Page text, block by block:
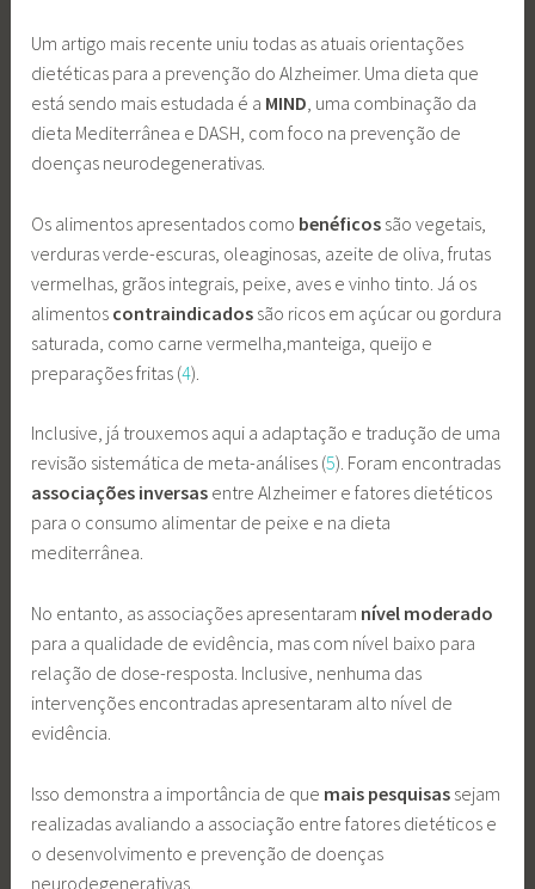
Um artigo mais recente uniu todas as atuais orientações
dietéticas para a prevenção do Alzheimer. Uma dieta que
está sendo mais estudada é a MIND, uma combinação da
dieta Mediterrânea e DASH, com foco na prevenção de
doenças neurodegenerativas.
Os alimentos apresentados como benéficos são vegetais,
verduras verde-escuras, oleaginosas, azeite de oliva, frutas
vermelhas, grãos integrais, peixe, aves e vinho tinto. Já os
alimentos contraindicados são ricos em açúcar ou gordura
saturada, como carne vermelha,manteiga, queijo e
preparações fritas (4).
Inclusive, já trouxemos aqui a adaptação e tradução de uma
revisão sistemática de meta-análises (5). Foram encontradas
associações inversas entre Alzheimer e fatores dietéticos
para o consumo alimentar de peixe e na dieta
mediterrânea.
No entanto, as associações apresentaram nível moderado
para a qualidade de evidência, mas com nível baixo para
relação de dose-resposta. Inclusive, nenhuma das
intervenções encontradas apresentaram alto nível de
evidência.
Isso demonstra a importância de que mais pesquisas sejam
realizadas avaliando a associação entre fatores dietéticos e
o desenvolvimento e prevenção de doenças
neurodegenerativas.